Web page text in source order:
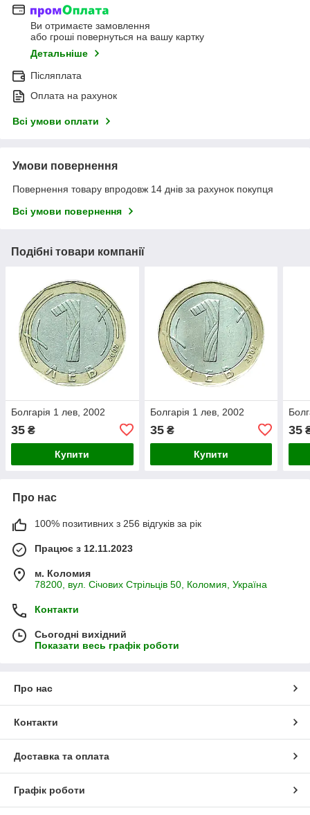
Ви отримаєте замовлення
або гроші повернуться на вашу картку
Детальніше
Післяплата
Оплата на рахунок
Всі умови оплати
Умови повернення
Повернення товару впродовж 14 днів за рахунок покупця
Всі умови повернення
Подібні товари компанії
Болгарія 1 лев, 2002
35 ₴
Купити
Болгарія 1 лев, 2002
35₴
Купити
35
Про нас
100% позитивних з 256 відгуків за рік
Працює з 12.11.2023
м. Коломия
78200, вул. Січових Стрільців 50, Коломия, Україна
Контакти
Сьогодні вихідний
Показати весь графік роботи
Про нас
Контакти
Доставка та оплата
Графік роботи